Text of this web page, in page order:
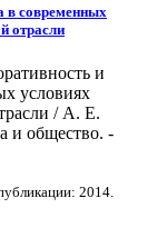
в современных
отрасли
и
условиях
/ А. Е.
и общество. -
2014.